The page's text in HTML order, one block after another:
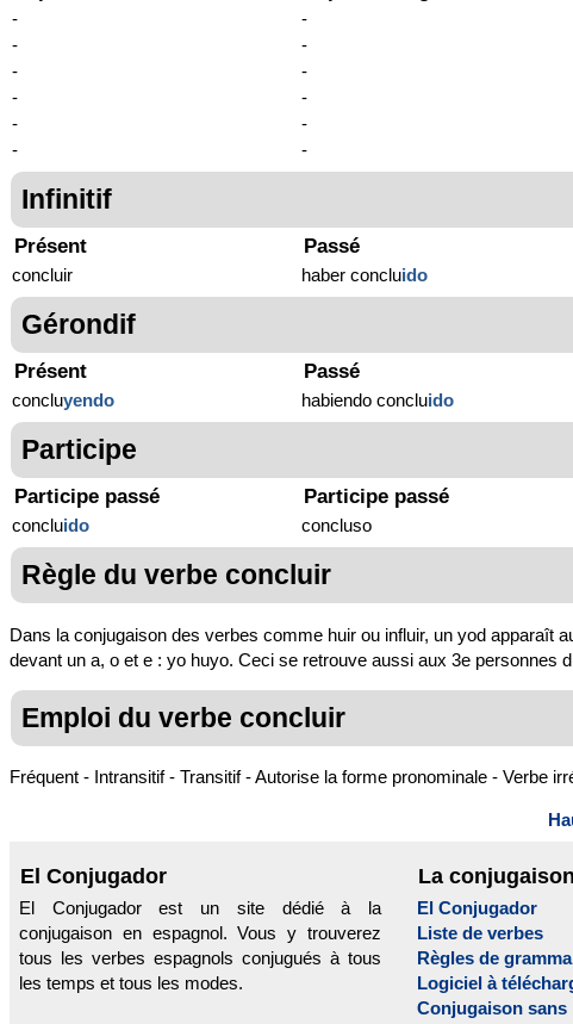
-
-
-
-
-
-
-
-
-
-
-
-
Infinitif
Présent
concluir
Passé
haber concluido
Gérondif
Présent
concluyendo
Passé
habiendo concluido
Participe
Participe passé
concluido
Participe passé
concluso
Règle du verbe concluir
Dans la conjugaison des verbes comme huir ou influir, un yod apparaît
devant un a, o et e : yo huyo. Ceci se retrouve aussi aux 3e personnes
Emploi du verbe concluir
Fréquent - Intransitif - Transitif - Autorise la forme pronominale - Verbe
El Conjugador
El Conjugador est un site dédié à la
conjugaison en espagnol. Vous y trouverez
tous les verbes espagnols conjugués à tous
les temps et tous les modes.
La conjugaison
El Conjugador
Liste de verbes
Règles de
Logiciel à
Conjugaison sans